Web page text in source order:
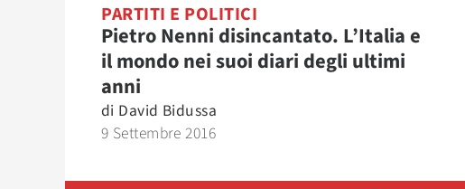
PARTITI E POLITICI
Pietro Nenni disincantato. L’Italia e
il mondo nei suoi diari degli ultimi
anni
di David Bidussa
9 Settembre 2016